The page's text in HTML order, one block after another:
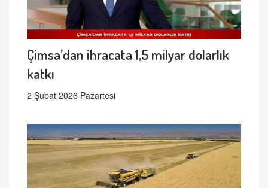
Çimsa’dan ihracata 1,5 milyar dolarlık
katkı
2 Şubat 2026 Pazartesi